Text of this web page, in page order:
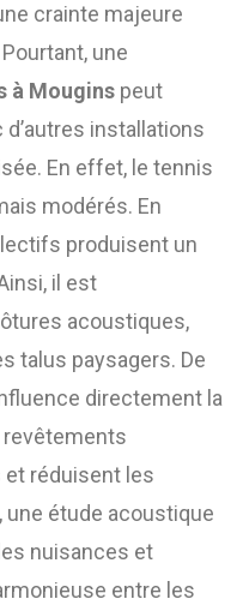
crainte majeure
une
à Mougins peut
installations
En effet, le tennis
modérés. En
produisent un
il est
acoustiques,
talus paysagers. De
directement la
revêtements
réduisent les
une étude acoustique
nuisances et
entre les